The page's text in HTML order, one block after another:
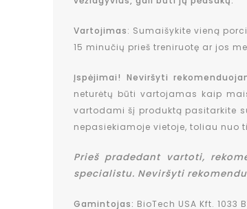
Vartojimas: Sumaišykite vieną
15 minučių prieš treniruotę ar jos
Įspėjimai! Neviršyti
neturėtų būti vartojamas kaip
vartodami šį produktą pasitarkite
nepasiekiamoje vietoje, toliau nuo
Prieš pradedant vartoti,
specialistu. Neviršyti
Gamintojas: BioTech USA Kft. 1033